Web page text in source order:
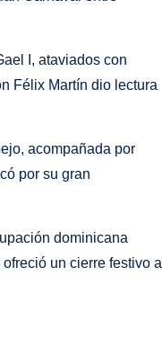
I, ataviados con
Félix Martín dio lectura
acompañada por
por su gran
dominicana
un cierre festivo a